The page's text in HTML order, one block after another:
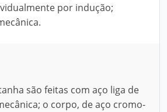
por indução;
são feitas com aço liga de
o corpo, de aço cromo-